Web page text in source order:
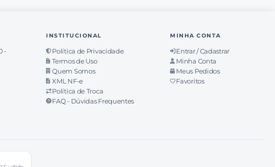
-
INSTITUCIONAL
Política de Privacidade
Termos de Uso
Quem Somos
XML NF-e
Política de Troca
FAQ - Dúvidas Frequentes
MINHA CONTA
Entrar / Cadastrar
Minha Conta
Meus Pedidos
Favoritos